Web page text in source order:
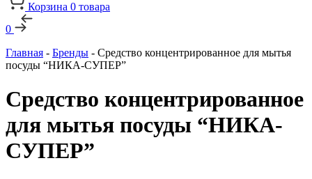
Корзина 0 товара
0
Главная - Бренды - Средство концентрированное для мытья
посуды “НИКА-СУПЕР”
Средство концентрированное
для мытья посуды “НИКА-
СУПЕР”